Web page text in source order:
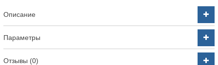
Описание
Параметры
Отзывы (0)